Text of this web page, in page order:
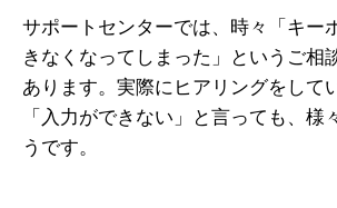
サポートセンターでは、時々「キー
きなくなってしまった」というご相
あります。実際にヒアリングをして
「入力ができない」と言っても、様
うです。